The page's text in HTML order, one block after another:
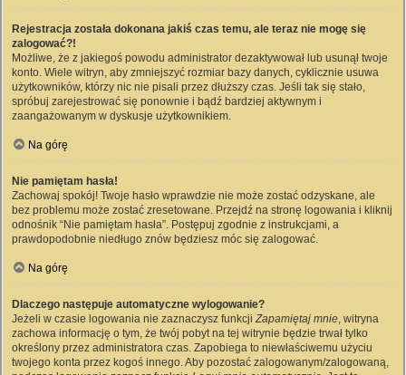
Rejestracja została dokonana jakiś czas temu, ale teraz nie mogę się
zalogować?!
Możliwe, że z jakiegoś powodu administrator dezaktywował lub usunął twoje
konto. Wiele witryn, aby zmniejszyć rozmiar bazy danych, cyklicznie usuwa
użytkowników, którzy nic nie pisali przez dłuższy czas. Jeśli tak się stało,
spróbuj zarejestrować się ponownie i bądź bardziej aktywnym i
zaangażowanym w dyskusje użytkownikiem.
Na górę
Nie pamiętam hasła!
Zachowaj spokój! Twoje hasło wprawdzie nie może zostać odzyskane, ale
bez problemu może zostać zresetowane. Przejdź na stronę logowania i kliknij
odnośnik “Nie pamiętam hasła”. Postępuj zgodnie z instrukcjami, a
prawdopodobnie niedługo znów będziesz móc się zalogować.
Na górę
Dlaczego następuje automatyczne wylogowanie?
Jeżeli w czasie logowania nie zaznaczysz funkcjiZapamiętaj mnie, witryna
zachowa informację o tym, że twój pobyt na tej witrynie będzie trwał tylko
określony przez administratora czas. Zapobiega to niewłaściwemu użyciu
twojego konta przez kogoś innego. Aby pozostać zalogowanym/zalogowaną,